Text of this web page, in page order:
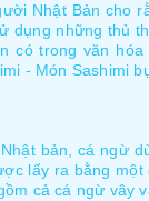
Nhật Bản cho
dụng những thủ
có trong văn
- Món Sashimi
bản, cá ngừ
lấy ra bằng
cả cá ngừ vây